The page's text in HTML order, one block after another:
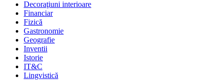
Decoraţiuni interioare
Financiar
Fizică
Gastronomie
Geografie
Inventii
Istorie
IT&C
Lingvistică